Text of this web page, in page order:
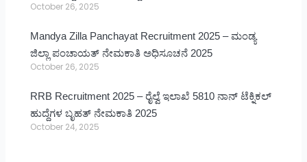
October 26, 2025
Mandya Zilla Panchayat Recruitment 2025 – ಮಂಡ್ಯ
ಜಿಲ್ಲಾ ಪಂಚಾಯತ್ ನೇಮಕಾತಿ ಅಧಿಸೂಚನೆ 2025
October 26, 2025
RRB Recruitment 2025 – ರೈಲ್ವೆ ಇಲಾಖೆ 5810 ನಾನ್ ಟೆಕ್ನಿಕಲ್
ಹುದ್ದೆಗಳ ಬೃಹತ್ ನೇಮಕಾತಿ 2025
October 24, 2025